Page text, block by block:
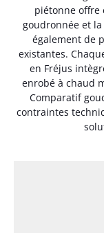
piétonne offre
goudronnée et
également de
existantes.
en Fréjus
enrobé à chaud
Comparatif
contraintes